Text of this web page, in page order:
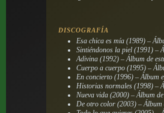
DISCOGRAFÍA
Esa chica es mía (1989) –
Sintiéndonos la piel (1991) –
Adivina (1992) – Álbum de
Cuerpo a cuerpo (1995) –
En concierto (1996) – Álbum
Historias normales (1998) –
Nueva vida (2000) – Álbum
De otro color (2003) – Álbum